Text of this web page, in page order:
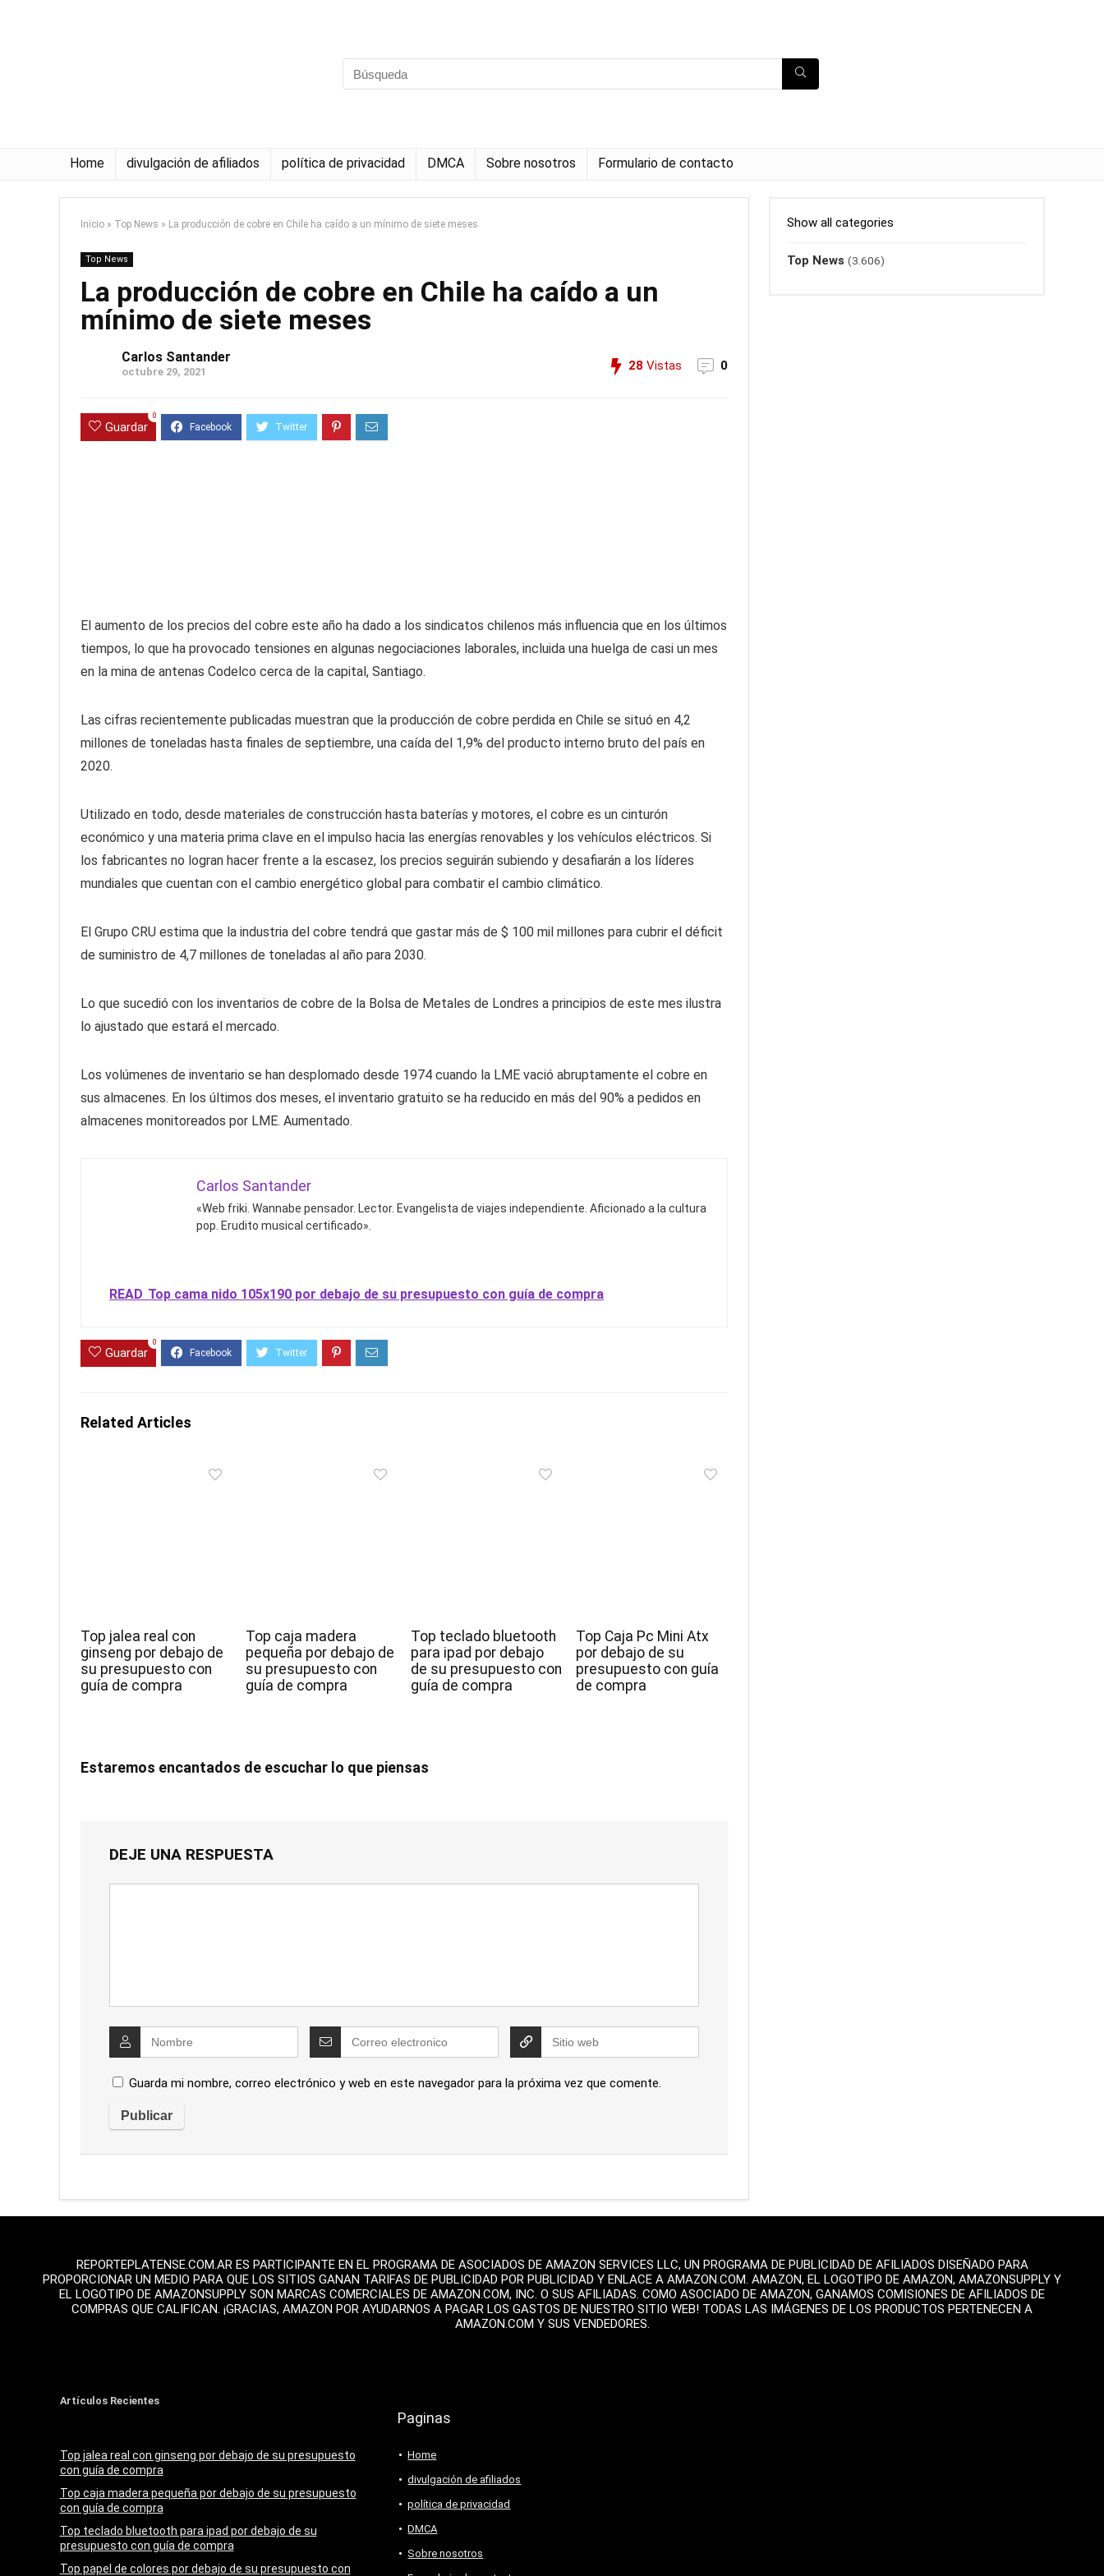
Home divulgación de afiliados política de privacidad DMCA Sobre nosotros Formulario de contacto
Inicio » Top News » La producción de cobre en Chile ha caído a un mínimo de siete meses
Top News
La producción de cobre en Chile ha caído a un
mínimo de siete meses
Carlos Santander
octubre 29, 2021 28 Vistas 0
Guardar
0
El aumento de los precios del cobre este año ha dado a los sindicatos chilenos más influencia que en los últimos
tiempos, lo que ha provocado tensiones en algunas negociaciones laborales, incluida una huelga de casi un mes
en la mina de antenas Codelco cerca de la capital, Santiago.
Las cifras recientemente publicadas muestran que la producción de cobre perdida en Chile se situó en 4,2
millones de toneladas hasta finales de septiembre, una caída del 1,9% del producto interno bruto del país en
2020.
Utilizado en todo, desde materiales de construcción hasta baterías y motores, el cobre es un cinturón
económico y una materia prima clave en el impulso hacia las energías renovables y los vehículos eléctricos. Si
los fabricantes no logran hacer frente a la escasez, los precios seguirán subiendo y desafiarán a los líderes
mundiales que cuentan con el cambio energético global para combatir el cambio climático.
El Grupo CRU estima que la industria del cobre tendrá que gastar más de $ 100 mil millones para cubrir el déficit
de suministro de 4,7 millones de toneladas al año para 2030.
Lo que sucedió con los inventarios de cobre de la Bolsa de Metales de Londres a principios de este mes ilustra
lo ajustado que estará el mercado.
Los volúmenes de inventario se han desplomado desde 1974 cuando la LME vació abruptamente el cobre en
sus almacenes. En los últimos dos meses, el inventario gratuito se ha reducido en más del 90% a pedidos en
almacenes monitoreados por LME. Aumentado.
Carlos Santander
«Web friki. Wannabe pensador. Lector. Evangelista de viajes independiente. Aficionado a la cultura
pop. Erudito musical certificado».
READ Top cama nido 105x190 por debajo de su presupuesto con guía de compra
Guardar
0
Related Articles
Top jalea real con
ginseng por debajo de
su presupuesto con
guía de compra
Top caja madera
pequeña por debajo de
su presupuesto con
guía de compra
Top teclado bluetooth
para ipad por debajo
de su presupuesto con
guía de compra
Top Caja Pc Mini Atx
por debajo de su
presupuesto con guía
de compra
Estaremos encantados de escuchar lo que piensas
DEJE UNA RESPUESTA
Guarda mi nombre, correo electrónico y web en este navegador para la próxima vez que comente.
Show all categories
Top News (3.606)
REPORTEPLATENSE.COM.AR ES PARTICIPANTE EN EL PROGRAMA DE ASOCIADOS DE AMAZON SERVICES LLC, UN PROGRAMA DE PUBLICIDAD DE AFILIADOS DISEÑADO PARA
PROPORCIONAR UN MEDIO PARA QUE LOS SITIOS GANAN TARIFAS DE PUBLICIDAD POR PUBLICIDAD Y ENLACE A AMAZON.COM. AMAZON, EL LOGOTIPO DE AMAZON, AMAZONSUPPLY Y
EL LOGOTIPO DE AMAZONSUPPLY SON MARCAS COMERCIALES DE AMAZON.COM, INC. O SUS AFILIADAS. COMO ASOCIADO DE AMAZON, GANAMOS COMISIONES DE AFILIADOS DE
COMPRAS QUE CALIFICAN. ¡GRACIAS, AMAZON POR AYUDARNOS A PAGAR LOS GASTOS DE NUESTRO SITIO WEB! TODAS LAS IMÁGENES DE LOS PRODUCTOS PERTENECEN A
AMAZON.COM Y SUS VENDEDORES.
Artículos Recientes
Top jalea real con ginseng por debajo de su presupuesto
con guía de compra
Top caja madera pequeña por debajo de su presupuesto
con guía de compra
Top teclado bluetooth para ipad por debajo de su
presupuesto con guía de compra
Top papel de colores por debajo de su presupuesto con
Paginas
Home
divulgación de afiliados
política de privacidad
DMCA
Sobre nosotros